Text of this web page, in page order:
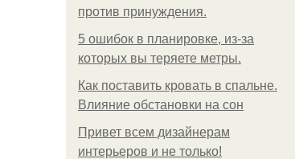
против принуждения.
5 ошибок в планировке, из-за
которых вы теряете метры.
Как поставить кровать в спальне.
Влияние обстановки на сон
Привет всем дизайнерам
интерьеров и не только!